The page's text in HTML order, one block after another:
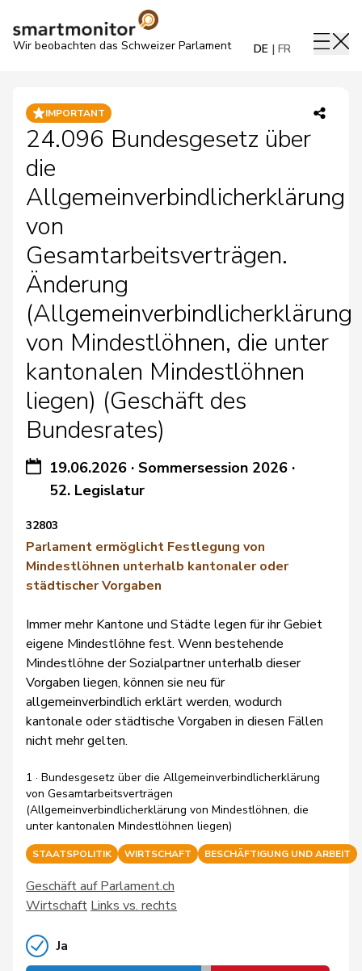
Wir beobachten das Schweizer Parlament DE FR
IMPORTANT
24.096 Bundesgesetz über
die
Allgemeinverbindlicherklärung
von
Gesamtarbeitsverträgen.
Änderung
(Allgemeinverbindlicherklärung
von Mindestlöhnen, die unter
kantonalen Mindestlöhnen
liegen) (Geschäft des
Bundesrates)
19.06.2026 ·Sommersession 2026 ·
52. Legislatur
32803
Parlament ermöglicht Festlegung von
Mindestlöhnen unterhalb kantonaler oder
städtischer Vorgaben
Immer mehr Kantone und Städte legen für ihr Gebiet
eigene Mindestlöhne fest. Wenn bestehende
Mindestlöhne der Sozialpartner unterhalb dieser
Vorgaben liegen, können sie neu für
allgemeinverbindlich erklärt werden, wodurch
kantonale oder städtische Vorgaben in diesen Fällen
nicht mehr gelten.
1 · Bundesgesetz über die Allgemeinverbindlicherklärung
von Gesamtarbeitsverträgen
(Allgemeinverbindlicherklärung von Mindestlöhnen, die
unter kantonalen Mindestlöhnen liegen)
STAATSPOLITIK WIRTSCHAFT BESCHÄFTIGUNG UND ARBEIT
Geschäft auf Parlament.ch
Wirtschaft Links vs. rechts
Ja